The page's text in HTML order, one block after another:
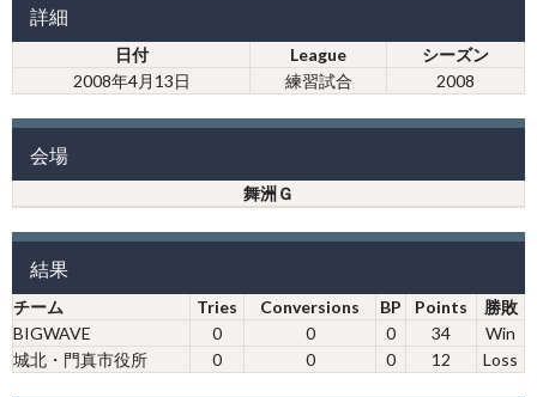
詳細
日付 League
シーズン
2008年4月13日
練習試合 2008
会場
舞洲Ｇ
結果
チーム Tries Conversions BP Points
勝敗
BIGWAVE
0 0 0 34
Win
城北・門真市役所
0 0 0 12 Loss